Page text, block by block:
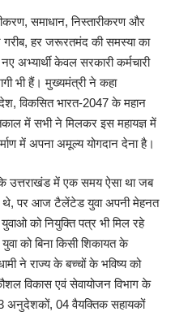
समाधान, निस्तारीकरण और
हर जरूरतमंद की समस्या का
अभ्यार्थी केवल सरकारी कर्मचारी
भी हैं। मुख्यमंत्री ने कहा
विकसित भारत-2047 के महान
में सभी ने मिलकर इस महायज्ञ में
में अपना अमूल्य योगदान देना है।
उत्तराखंड में एक समय ऐसा था जब
थे, पर आज टैलेंटेड युवा अपनी मेहनत
को नियुक्ति पत्र भी मिल रहे
को बिना किसी शिकायत के
ने राज्य के बच्चों के भविष्य को
विकास एवं सेवायोजन विभाग के
अनुदेशकों, 04 वैयक्तिक सहायकों